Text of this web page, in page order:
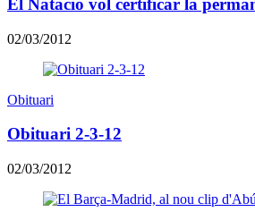
El Natació vol certificar la
02/03/2012
Obituari
Obituari 2-3-12
02/03/2012